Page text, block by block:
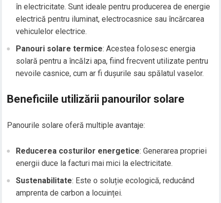
în electricitate. Sunt ideale pentru producerea de energie
electrică pentru iluminat, electrocasnice sau încărcarea
vehiculelor electrice.
Panouri solare termice: Acestea folosesc energia
solară pentru a încălzi apa, fiind frecvent utilizate pentru
nevoile casnice, cum ar fi dușurile sau spălatul vaselor.
Beneficiile utilizării panourilor solare
Panourile solare oferă multiple avantaje:
Reducerea costurilor energetice: Generarea propriei
energii duce la facturi mai mici la electricitate.
Sustenabilitate: Este o soluție ecologică, reducând
amprenta de carbon a locuinței.